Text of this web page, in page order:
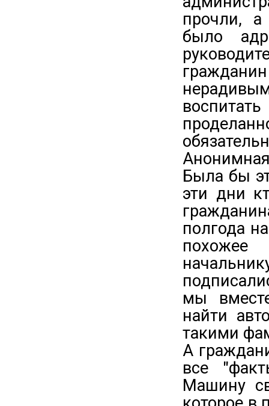
прочли, а
было
Была бы
эти дни
полгода
похожее
мы
найти
такими
А
все
Машину